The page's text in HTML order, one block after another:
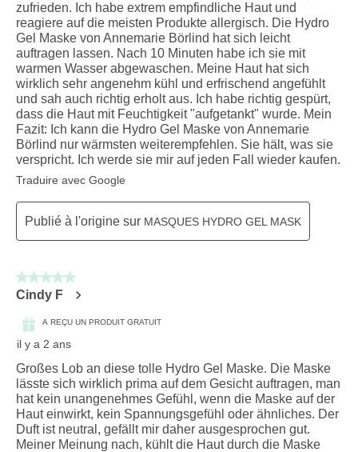
zufrieden. Ich habe extrem empfindliche Haut und
reagiere auf die meisten Produkte allergisch. Die Hydro
Gel Maske von Annemarie Börlind hat sich leicht
auftragen lassen. Nach 10 Minuten habe ich sie mit
warmen Wasser abgewaschen. Meine Haut hat sich
wirklich sehr angenehm kühl und erfrischend angefühlt
und sah auch richtig erholt aus. Ich habe richtig gespürt,
dass die Haut mit Feuchtigkeit "aufgetankt" wurde. Mein
Fazit: Ich kann die Hydro Gel Maske von Annemarie
Börlind nur wärmsten weiterempfehlen. Sie hält, was sie
verspricht. Ich werde sie mir auf jeden Fall wieder kaufen.
Traduire avec Google
Publié à l'origine sur MASQUES HYDRO GEL MASK
5 sur 5 étoiles.
Cindy F
A REÇU UN PRODUIT GRATUIT
il y a 2 ans
Großes Lob an diese tolle Hydro Gel Maske. Die Maske
lässte sich wirklich prima auf dem Gesicht auftragen, man
hat kein unangenehmes Gefühl, wenn die Maske auf der
Haut einwirkt, kein Spannungsgefühl oder ähnliches. Der
Duft ist neutral, gefällt mir daher ausgesprochen gut.
Meiner Meinung nach, kühlt die Haut durch die Maske